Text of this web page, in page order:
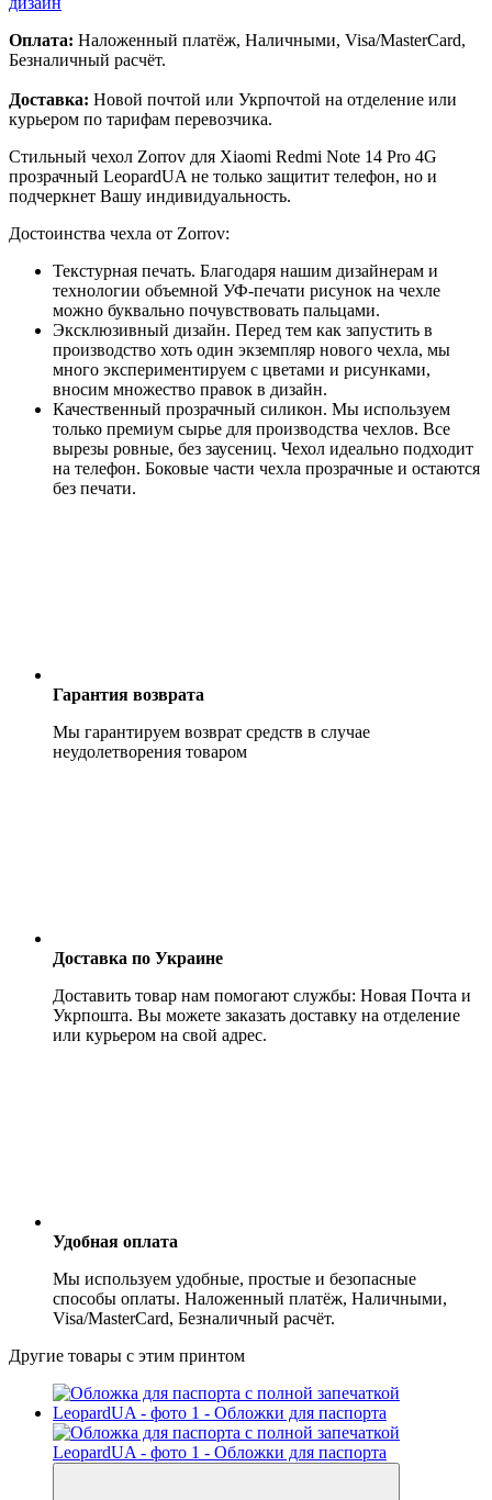
Оплата: Наложенный платёж, Наличными, Visa/MasterCard,
Безналичный расчёт.
Доставка: Новой почтой или Укрпочтой на отделение или
курьером по тарифам перевозчика.
Стильный чехол Zorrov для Xiaomi Redmi Note 14 Pro 4G
прозрачный LeopardUA не только защитит телефон, но и
подчеркнет Вашу индивидуальность.
Достоинства чехла от Zorrov:
Текстурная печать. Благодаря нашим дизайнерам и
технологии объемной УФ-печати рисунок на чехле
можно буквально почувствовать пальцами.
Эксклюзивный дизайн. Перед тем как запустить в
производство хоть один экземпляр нового чехла, мы
много экспериментируем с цветами и рисунками,
вносим множество правок в дизайн.
Качественный прозрачный силикон. Мы используем
только премиум сырье для производства чехлов. Все
вырезы ровные, без заусениц. Чехол идеально подходит
на телефон. Боковые части чехла прозрачные и остаются
без печати.
Гарантия возврата
Мы гарантируем возврат средств в случае
неудолетворения товаром
Доставка по Украине
Доставить товар нам помогают службы: Новая Почта и
Укрпошта. Вы можете заказать доставку на отделение
или курьером на свой адрес.
Удобная оплата
Мы используем удобные, простые и безопасные
способы оплаты. Наложенный платёж, Наличными,
Visa/MasterCard, Безналичный расчёт.
Другие товары с этим принтом